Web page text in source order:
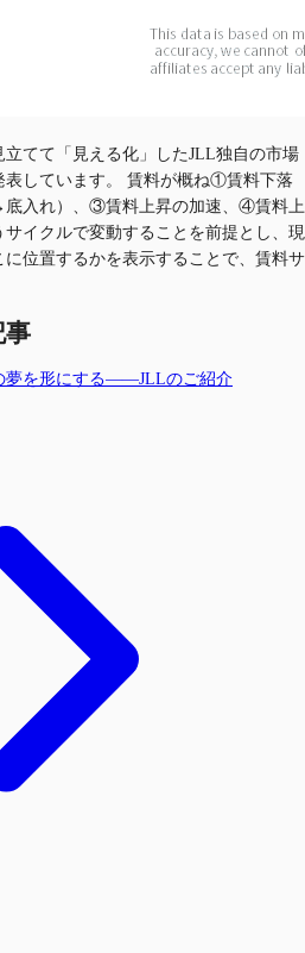
てて「見える化」したJLL独自の市場
表しています。 賃料が概ね①賃料下落
入れ）、③賃料上昇の加速、④賃料上
イクルで変動することを前提とし、現
位置するかを表示することで、賃料サ
事
夢を形にする――JLLのご紹介